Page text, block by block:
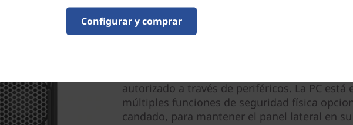
Protege tus datos y tus activos
El chip dTPM 2.0 de esta torre te permite
datos, lo que ayuda a protegerlos contra la
la protección inteligente de USB basada en
autorizado a través de periféricos. La PC está
múltiples funciones de seguridad física
candado, para mantener el panel lateral en
Configurar y comprar